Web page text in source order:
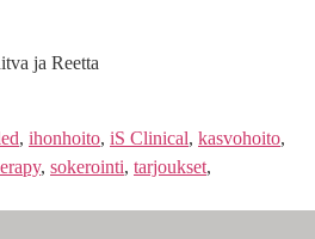
ja Reetta
, ihonhoito, iS Clinical, kasvohoito,
, sokerointi, tarjoukset,